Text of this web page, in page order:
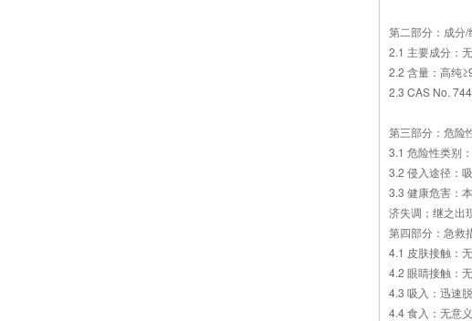
第二部分：成分/
2.1 主要成分：
2.2 含量：高纯
2.3 CAS No.
第三部分：危险
3.1 危险性类别
3.2 侵入途径：
3.3 健康危害：
济失调；继之出
第四部分：急救
4.1 皮肤接触：
4.2 眼睛接触：
4.3 吸入：迅速
4.4 食入：无意义